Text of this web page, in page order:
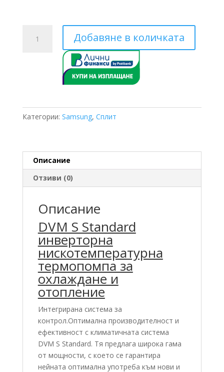
AM100JXVAGH/ET
AM320FNBDEH/EU
KW
Добавяне в количката
Категории: Samsung, Сплит
Описание
Отзиви (0)
Описание
DVM S Standard
инверторна
нискотемпературна
термопомпа за
охлаждане и
отопление
Интегрирана система за
контрол.Оптимална производителност и
ефективност с климатичната система
DVM S Standard. Тя предлага широка гама
от мощности, с което се гарантира
нейната оптимална употреба към нови и